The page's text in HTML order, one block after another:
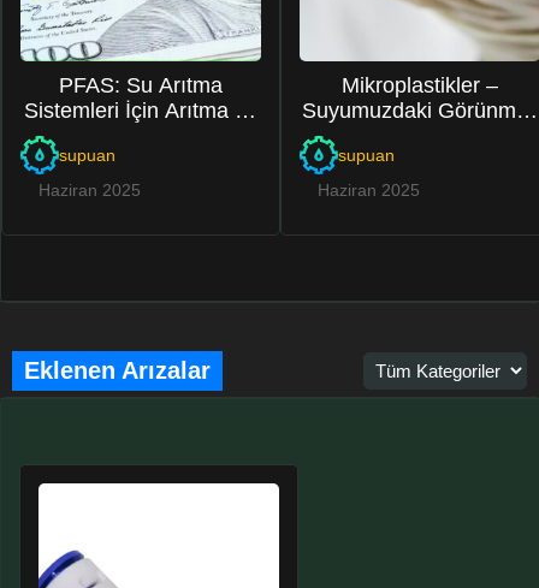
PFAS: Su Arıtma
Sistemleri İçin Arıtma ve
supuan
Haziran 2025
Mikroplastikler –
Suyumuzdaki Görünmez
supuan
Haziran 2025
Eklenen Arızalar